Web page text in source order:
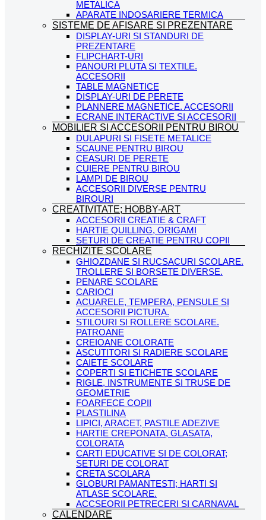
METALICA
APARATE INDOSARIERE TERMICA
SISTEME DE AFISARE SI PREZENTARE
DISPLAY-URI SI STANDURI DE
PREZENTARE
FLIPCHART-URI
PANOURI PLUTA SI TEXTILE.
ACCESORII
TABLE MAGNETICE
DISPLAY-URI DE PERETE
PLANNERE MAGNETICE. ACCESORII
ECRANE INTERACTIVE SI ACCESORII
MOBILIER SI ACCESORII PENTRU BIROU
DULAPURI SI FISETE METALICE
SCAUNE PENTRU BIROU
CEASURI DE PERETE
CUIERE PENTRU BIROU
LAMPI DE BIROU
ACCESORII DIVERSE PENTRU
BIROURI
CREATIVITATE; HOBBY-ART
ACCESORII CREATIE & CRAFT
HARTIE QUILLING, ORIGAMI
SETURI DE CREATIE PENTRU COPII
RECHIZITE SCOLARE
GHIOZDANE SI RUCSACURI SCOLARE.
TROLLERE SI BORSETE DIVERSE.
PENARE SCOLARE
CARIOCI
ACUARELE, TEMPERA, PENSULE SI
ACCESORII PICTURA.
STILOURI SI ROLLERE SCOLARE.
PATROANE
CREIOANE COLORATE
ASCUTITORI SI RADIERE SCOLARE
CAIETE SCOLARE
COPERTI SI ETICHETE SCOLARE
RIGLE, INSTRUMENTE SI TRUSE DE
GEOMETRIE
FOARFECE COPII
PLASTILINA
LIPICI, ARACET, PASTILE ADEZIVE
HARTIE CREPONATA, GLASATA,
COLORATA
CARTI EDUCATIVE SI DE COLORAT;
SETURI DE COLORAT
CRETA SCOLARA
GLOBURI PAMANTESTI; HARTI SI
ATLASE SCOLARE.
ACCSEORII PETRECERI SI CARNAVAL
CALENDARE